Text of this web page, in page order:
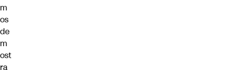
m
os
de
m
ost
ra